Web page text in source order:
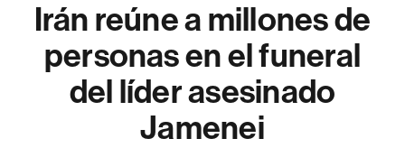
Irán reúne a millones de
personas en el funeral
del líder asesinado
Jamenei